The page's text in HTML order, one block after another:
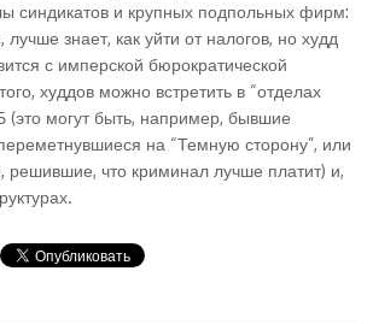
синдикатов и крупных подпольных фирм:
лучше знает, как уйти от налогов, но худд
с имперской бюрократической
худдов можно встретить в “отделах
(это могут быть, например, бывшие
на “Темную сторону”, или
решившие, что криминал лучше платит) и,